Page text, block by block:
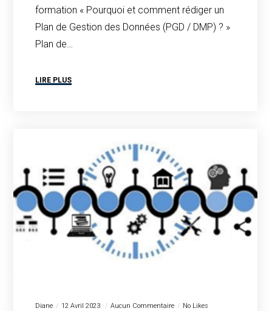
formation « Pourquoi et comment rédiger un
Plan de Gestion des Données (PGD / DMP) ? »
Plan de…
LIRE PLUS
Diane 12 Avril 2023 Aucun Commentaire No Likes